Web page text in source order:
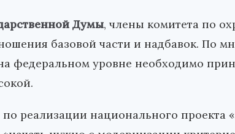
Думы, члены комитета по
базовой части и надбавок. По
федеральном уровне необходимо
реализации национального проекта